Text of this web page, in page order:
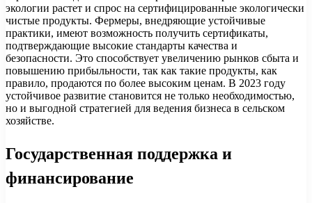
экологии растет и спрос на сертифицированные экологически
чистые продукты. Фермеры, внедряющие устойчивые
практики, имеют возможность получить сертификаты,
подтверждающие высокие стандарты качества и
безопасности. Это способствует увеличению рынков сбыта и
повышению прибыльности, так как такие продукты, как
правило, продаются по более высоким ценам. В 2023 году
устойчивое развитие становится не только необходимостью,
но и выгодной стратегией для ведения бизнеса в сельском
хозяйстве.
Государственная поддержка и
финансирование